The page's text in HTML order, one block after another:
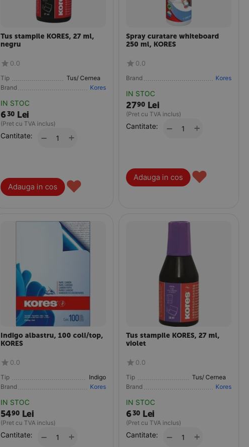
Tus stampile KORES, 27 ml,
negru
0.0
Tip
Brand
Kores
IN STOC
630 Lei
(Pret cu TVA inclus)
Cantitate: +
−
Adauga in cos ♥
Spray curatare whiteboard
250 ml, KORES
0.0
Brand Kores
IN STOC
2790 Lei
(Pret cu TVA inclus)
Cantitate: +
−
Adauga in cos ♥
Indigo albastru, 100 coli/top,
KORES
0.0
Tip
Indigo
Brand
Kores
IN STOC
5490 Lei
(Pret cu TVA inclus)
Cantitate: +
−
Tus stampile KORES, 27 ml,
violet
0.0
Tip
Brand
Kores
IN STOC
630 Lei
(Pret cu TVA inclus)
Cantitate: +
−